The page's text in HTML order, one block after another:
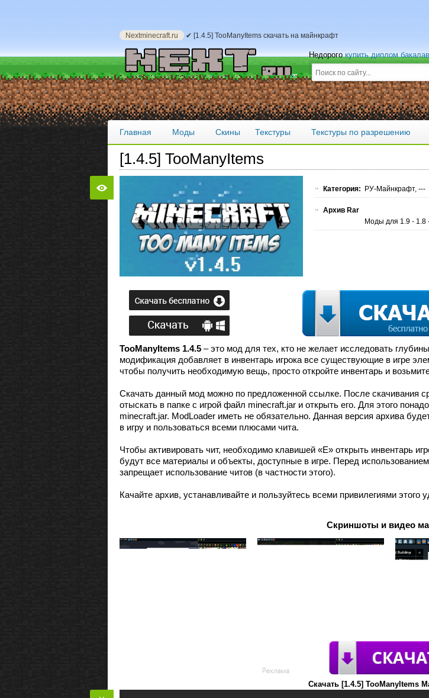
Nextminecraft.ru ✔ [1.4.5] TooManyItems скачать на майнкрафт
Недорогокупить диплом
Главная Моды Скины Текстуры Текстуры по разрешению
[1.4.5] TooManyItems
Категория: РУ-Майнкрафт, ---
Архив Rar
Моды для 1.9 - 1.8
TooManyItems 1.4.5 – это мод для тех, кто не желает исследовать
модификация добавляет в инвентарь игрока все существующие в игре
чтобы получить необходимую вещь, просто откройте инвентарь и
Скачать данный мод можно по предложенной ссылке. После скачивания
отыскать в папке с игрой файл minecraft.jar и открыть его. Для этого
minecraft.jar. ModLoader иметь не обязательно. Данная версия архива
в игру и пользоваться всеми плюсами чита.
Чтобы активировать чит, необходимо клавишей «Е» открыть инвентарь
будут все материалы и объекты, доступные в игре. Перед
запрещает использование читов (в частности этого).
Качайте архив, устанавливайте и пользуйтесь всеми привилегиями этого
Скриншоты и видео
Скачать [1.4.5] TooManyItems